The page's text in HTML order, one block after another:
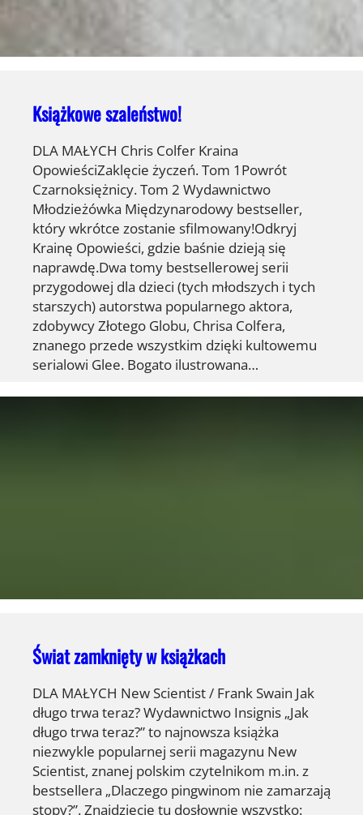
Książkowe szaleństwo!
DLA MAŁYCH Chris Colfer Kraina
OpowieściZaklęcie życzeń. Tom 1Powrót
Czarnoksiężnicy. Tom 2 Wydawnictwo
Młodzieżówka Międzynarodowy bestseller,
który wkrótce zostanie sfilmowany!Odkryj
Krainę Opowieści, gdzie baśnie dzieją się
naprawdę.Dwa tomy bestsellerowej serii
przygodowej dla dzieci (tych młodszych i tych
starszych) autorstwa popularnego aktora,
zdobywcy Złotego Globu, Chrisa Colfera,
znanego przede wszystkim dzięki kultowemu
serialowi Glee. Bogato ilustrowana…
Świat zamknięty w książkach
DLA MAŁYCH New Scientist / Frank Swain Jak
długo trwa teraz? Wydawnictwo Insignis „Jak
długo trwa teraz?” to najnowsza książka
niezwykle popularnej serii magazynu New
Scientist, znanej polskim czytelnikom m.in. z
bestsellera „Dlaczego pingwinom nie zamarzają
stopy?”. Znajdziecie tu dosłownie wszystko: